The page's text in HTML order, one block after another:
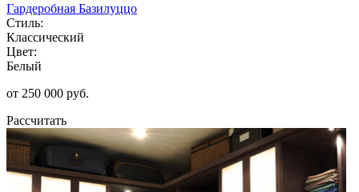
Гардеробная Базилуццо
Стиль:
Классический
Цвет:
Белый
от 250 000 руб.
Рассчитать